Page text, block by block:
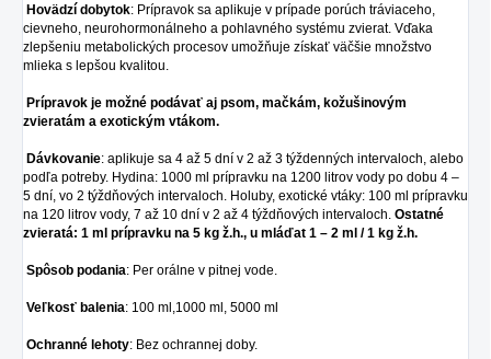
Hovädzí dobytok: Prípravok sa aplikuje v prípade porúch tráviaceho,
cievneho, neurohormonálneho a pohlavného systému zvierat. Vďaka
zlepšeniu metabolických procesov umožňuje získať väčšie množstvo
mlieka s lepšou kvalitou.
Prípravok je možné podávať aj psom, mačkám, kožušinovým
zvieratám a exotickým vtákom.
Dávkovanie: aplikuje sa 4 až 5 dní v 2 až 3 týždenných intervaloch, alebo
podľa potreby. Hydina: 1000 ml prípravku na 1200 litrov vody po dobu 4 –
5 dní, vo 2 týždňových intervaloch. Holuby, exotické vtáky: 100 ml prípravku
na 120 litrov vody, 7 až 10 dní v 2 až 4 týždňových intervaloch. Ostatné
zvieratá: 1 ml prípravku na 5 kg ž.h., u mláďat 1 – 2 ml / 1 kg ž.h.
Spôsob podania: Per orálne v pitnej vode.
Veľkosť balenia: 100 ml,1000 ml, 5000 ml
Ochranné lehoty: Bez ochrannej doby.